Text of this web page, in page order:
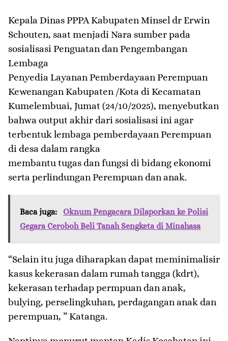
Kepala Dinas PPPA Kabupaten Minsel dr Erwin
Schouten, saat menjadi Nara sumber pada
sosialisasi Penguatan dan Pengembangan
Lembaga
Penyedia Layanan Pemberdayaan Perempuan
Kewenangan Kabupaten /Kota di Kecamatan
Kumelembuai, Jumat (24/10/2025), menyebutkan
bahwa output akhir dari sosialisasi ini agar
terbentuk lembaga pemberdayaan Perempuan
di desa dalam rangka
membantu tugas dan fungsi di bidang ekonomi
serta perlindungan Perempuan dan anak.
Baca juga:
Oknum Pengacara Dilaporkan ke Polisi
Gegara Ceroboh Beli Tanah Sengketa di Minahasa
“Selain itu juga diharapkan dapat meminimalisir
kasus kekerasan dalam rumah tangga (kdrt),
kekerasan terhadap permpuan dan anak,
bulying, perselingkuhan, perdagangan anak dan
perempuan, ” Katanga.